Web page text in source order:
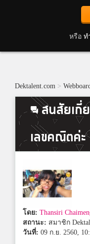
หรือ ท
Dektalent.com >
สนสัยเกี่
เลขคณิตค่ะ
โดย: Thansiri
สถานะ: สมาชิก
วันที่: 09 ก.ย. 2560,